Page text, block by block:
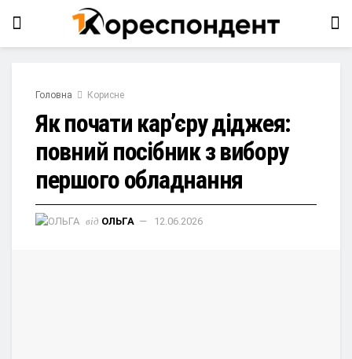
Головна Корисне
Як почати кар’єру діджея:
повний посібник з вибору
першого обладнання
від ОЛЬГА 12.06.2026